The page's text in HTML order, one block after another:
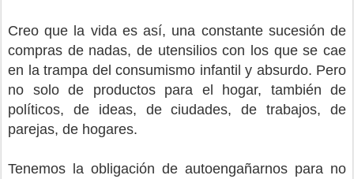
Creo que la vida es así, una constante sucesión de
compras de nadas, de utensilios con los que se cae
en la trampa del consumismo infantil y absurdo. Pero
no solo de productos para el hogar, también de
políticos, de ideas, de ciudades, de trabajos, de
parejas, de hogares.
Tenemos la obligación de autoengañarnos para no